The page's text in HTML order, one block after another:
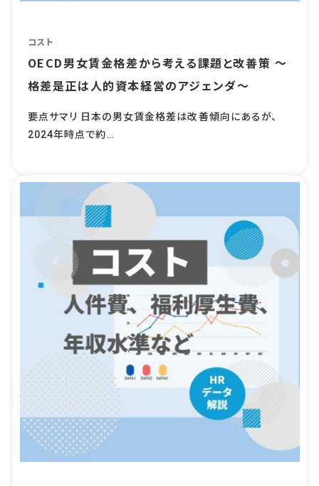
コスト
OECD男女賃金格差から考える課題と改善策 ～
格差是正は人的資本経営のアジェンダ～
要点サマリ 日本の男女賃金格差は改善傾向にあるが、
2024年時点で約…